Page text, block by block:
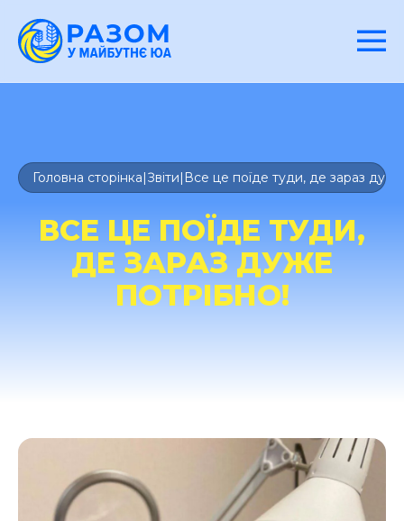
Головна сторінка|Звіти| Все це поїде туди, де зараз
ВСЕ ЦЕ ПОЇДЕ ТУДИ,
ДЕ ЗАРАЗ ДУЖЕ
ПОТРІБНО!